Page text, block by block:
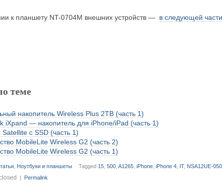
к планшету NT-0704M внешних устройств — в следующей части
теме
накопитель Wireless Plus 2ТB (часть 1)
iXpand — накопитель для iPhone/iPad (часть 1)
с SSD (часть 1)
MobileLite Wireless G2 (часть 2)
MobileLite Wireless G2 (часть 1)
Ноутбуки и планшеты Tagged 15 ,500 ,A1265 ,iPhone ,iPhone 4 IT, NSA12UE-
| Permalink